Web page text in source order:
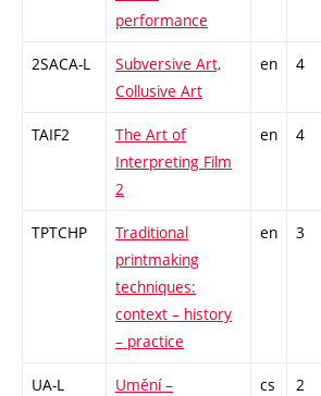
performance
2SACA-L
Subversive Art,
Collusive Art
en 4
TAIF2
The Art of
Interpreting Film
2
en 4
TPTCHP
Traditional
printmaking
techniques:
context – history
– practice
en 3
UA-L
Umění –
cs 2